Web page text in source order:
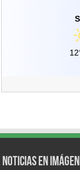
Noticias en